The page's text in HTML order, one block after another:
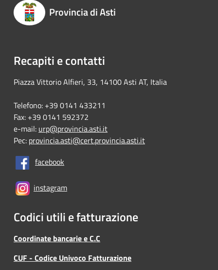
Provincia di Asti
Recapiti e contatti
Piazza Vittorio Alfieri, 33, 14100 Asti AT, Italia
Telefono: +39 0141 433211
Fax: +39 0141 592372
e-mail: urp@provincia.asti.it
Pec: provincia.asti@cert.provincia.asti.it
facebook
instagram
Codici utili e fatturazione
Coordinate bancarie e C.C
CUF - Codice Univoco Fatturazione